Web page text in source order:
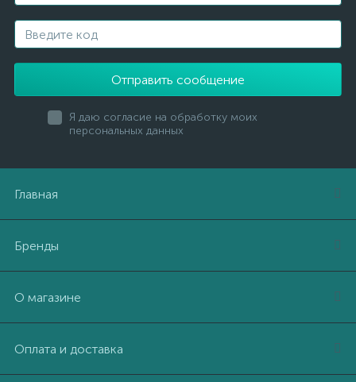
Отправить сообщение
Я даю согласие на обработку моих
персональных данных
Главная
Бренды
О магазине
Оплата и доставка